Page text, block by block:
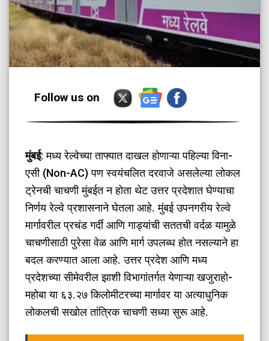
Follow us on
मुंबई: मध्य रेल्वेच्या ताफ्यात दाखल होणाऱ्या पहिल्या विना-
एसी (Non-AC) पण स्वयंचलित दरवाजे असलेल्या लोकल
ट्रेनची चाचणी मुंबईत न होता थेट उत्तर प्रदेशात घेण्याचा
निर्णय रेल्वे प्रशासनाने घेतला आहे. मुंबई उपनगरीय रेल्वे
मार्गावरील प्रचंड गर्दी आणि गाड्यांची सततची वर्दळ यामुळे
चाचणीसाठी पुरेसा वेळ आणि मार्ग उपलब्ध होत नसल्याने हा
बदल करण्यात आला आहे. उत्तर प्रदेश आणि मध्य
प्रदेशच्या सीमेवरील झाशी विभागांतर्गत येणाऱ्या खजुराहो-
महोबा या ६३.२७ किलोमीटरच्या मार्गावर या अत्याधुनिक
लोकलची सखोल तांत्रिक चाचणी सध्या सुरू आहे.